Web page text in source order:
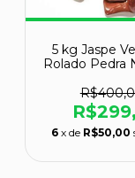
5 kg Jaspe
Rolado Pedra
6 x de R$50,00